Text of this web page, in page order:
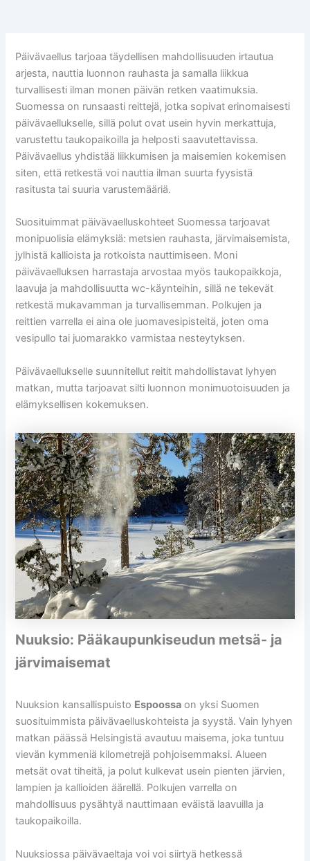
Päivävaellus tarjoaa täydellisen mahdollisuuden irtautua
arjesta, nauttia luonnon rauhasta ja samalla liikkua
turvallisesti ilman monen päivän retken vaatimuksia.
Suomessa on runsaasti reittejä, jotka sopivat erinomaisesti
päivävaellukselle, sillä polut ovat usein hyvin merkattuja,
varustettu taukopaikoilla ja helposti saavutettavissa.
Päivävaellus yhdistää liikkumisen ja maisemien kokemisen
siten, että retkestä voi nauttia ilman suurta fyysistä
rasitusta tai suuria varustemääriä.
Suosituimmat päivävaelluskohteet Suomessa tarjoavat
monipuolisia elämyksiä: metsien rauhasta, järvimaisemista,
jylhistä kallioista ja rotkoista nauttimiseen. Moni
päivävaelluksen harrastaja arvostaa myös taukopaikkoja,
laavuja ja mahdollisuutta wc-käynteihin, sillä ne tekevät
retkestä mukavamman ja turvallisemman. Polkujen ja
reittien varrella ei aina ole juomavesipisteitä, joten oma
vesipullo tai juomarakko varmistaa nesteytyksen.
Päivävaellukselle suunnitellut reitit mahdollistavat lyhyen
matkan, mutta tarjoavat silti luonnon monimuotoisuuden ja
elämyksellisen kokemuksen.
Nuuksio: Pääkaupunkiseudun metsä- ja
järvimaisemat
Nuuksion kansallispuisto Espoossa on yksi Suomen
suosituimmista päivävaelluskohteista ja syystä. Vain lyhyen
matkan päässä Helsingistä avautuu maisema, joka tuntuu
vievän kymmeniä kilometrejä pohjoisemmaksi. Alueen
metsät ovat tiheitä, ja polut kulkevat usein pienten järvien,
lampien ja kallioiden äärellä. Polkujen varrella on
mahdollisuus pysähtyä nauttimaan eväistä laavuilla ja
taukopaikoilla.
Nuuksiossa päivävaeltaja voi voi siirtyä hetkessä